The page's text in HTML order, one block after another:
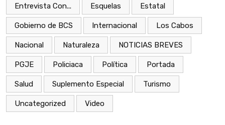
Entrevista Con... Esquelas Estatal
Gobierno de BCS Internacional Los Cabos
Nacional Naturaleza NOTICIAS BREVES
PGJE Policiaca Política Portada
Salud Suplemento Especial Turismo
Uncategorized Video